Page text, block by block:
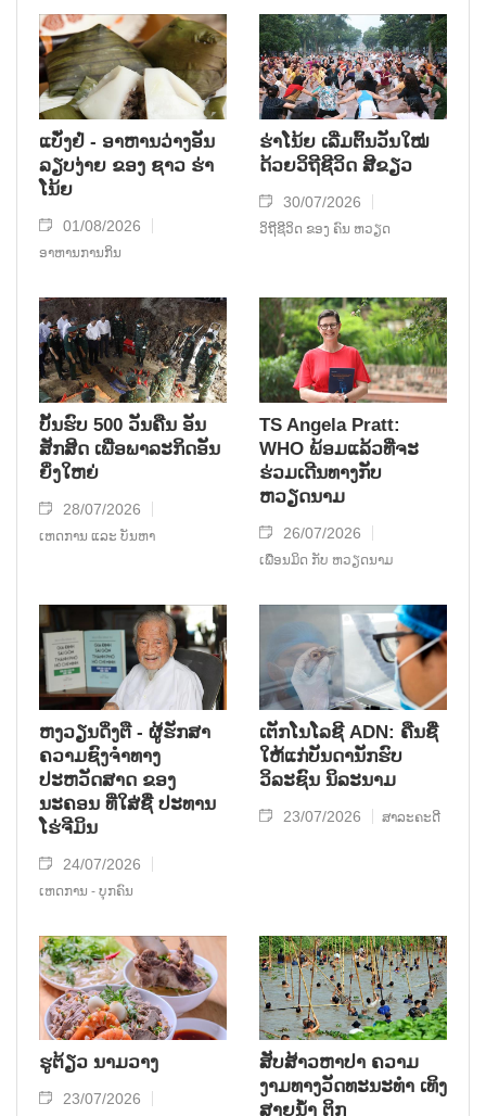
ຕະຫຼາດສາກົນ.
ແບັ໋ງຢໍ່ - ອາຫານວ່າງອັນ
ລຽບງ່າຍ ຂອງ ຊາວ ຮ່າ
ໂນ້ຍ
01/08/2026
ອາຫານການກິນ
ຮ່າໂນ້ຍ ເລີ່ມຕົ້ນວັນໃໝ່
ດ້ວຍວິຖີຊີວິດ ສີຂຽວ
30/07/2026
ວິຖີຊີວິດ ຂອງ ຄົນ ຫວຽດ
ບັ້ນຮົບ 500 ວັນຄືນ ອັນ
ສັກສິດ ເພື່ອພາລະກິດອັນ
ຍິ່ງໃຫຍ່
28/07/2026
ເຫດການ ແລະ ບັນຫາ
TS Angela Pratt:
WHO ພ້ອມແລ້ວທີ່ຈະ
ຮ່ວມເດີນທາງກັບ
ຫວຽດນາມ
26/07/2026
ເພື່ອນມິດ ກັບ ຫວຽດນາມ
ຫງວຽນດິ່ງຕື - ຜູ້ຮັກສາ
ຄວາມຊົງຈໍາທາງ
ປະຫວັດສາດ ຂອງ
ນະຄອນ ທີ່ໃສ່ຊື່ ປະທານ
ໂຮ່ຈີມິນ
24/07/2026
ເຫດການ - ບຸກຄົນ
ເຕັກໂນໂລຊີ ADN: ຄືນຊື່
ໃຫ້ແກ່ບັນດານັກຮົບ
ວິລະຊົນ ນິລະນາມ
23/07/2026 ສາລະຄະດີ
ຮູຕ້ຽວ ນາມວາງ
23/07/2026
ສັບສ້າວຫາປາ ຄວາມ
ງາມທາງວັດທະນະທໍາ ເທິງ
ສາຍນໍ້າ ຕິກ